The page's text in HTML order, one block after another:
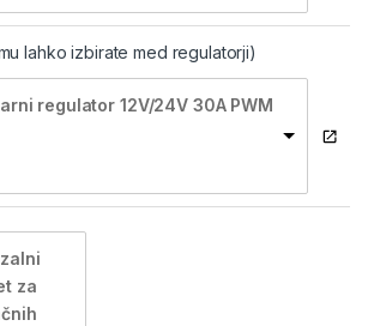
lahko izbirate med regulatorji)
regulator 12V/24V 30A PWM
za